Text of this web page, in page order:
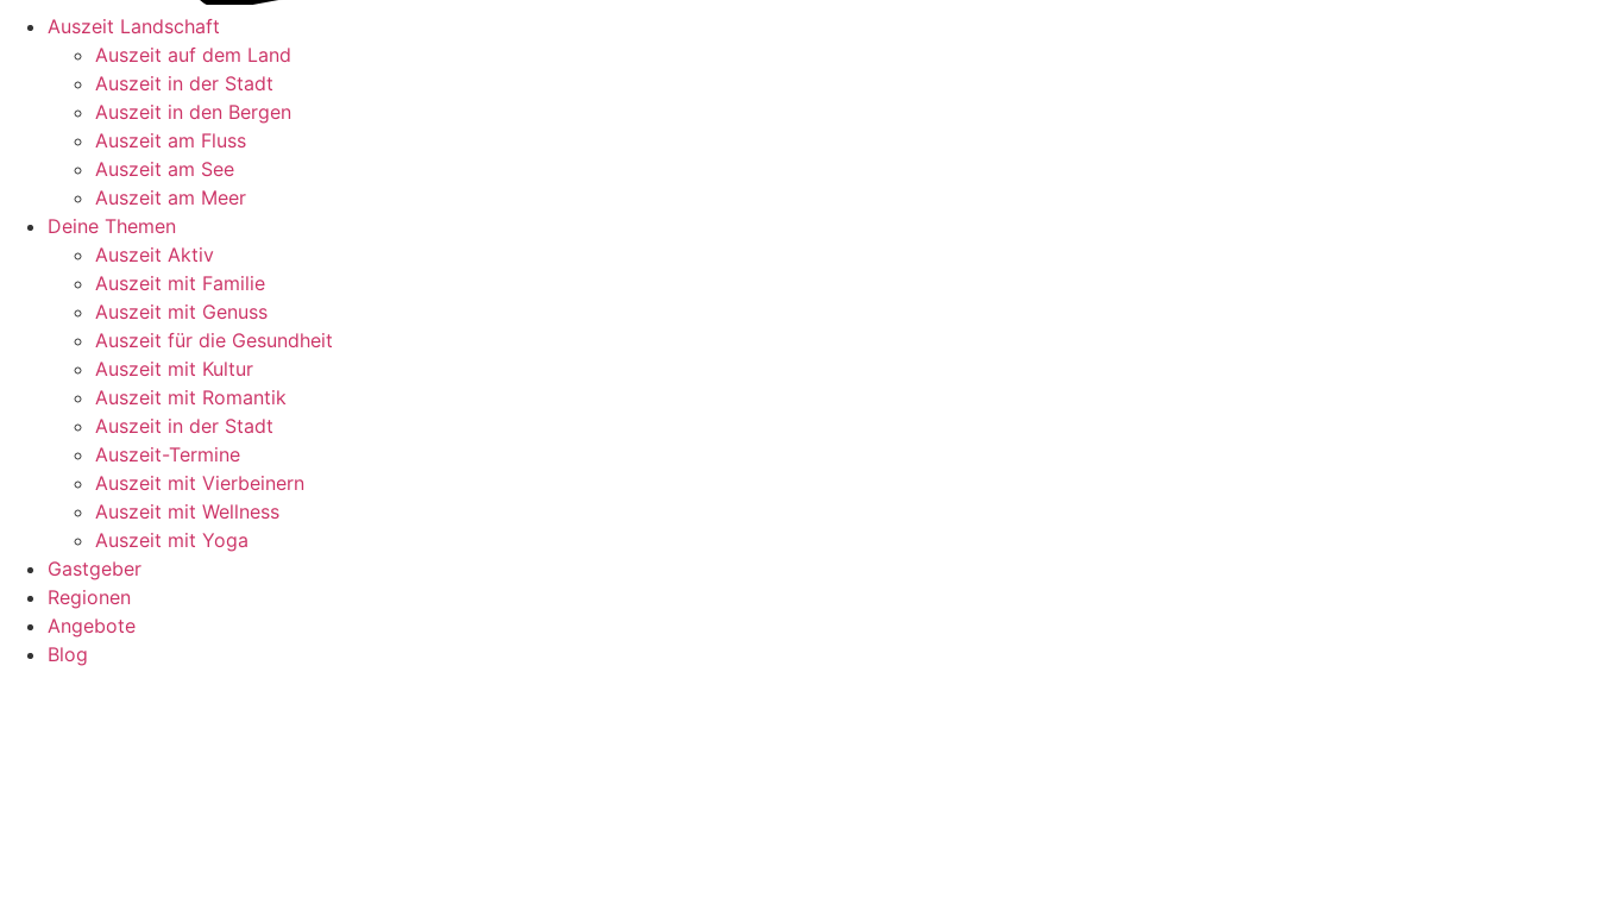
Auszeit Landschaft
Auszeit auf dem Land
Auszeit in der Stadt
Auszeit in den Bergen
Auszeit am Fluss
Auszeit am See
Auszeit am Meer
Deine Themen
Auszeit Aktiv
Auszeit mit Familie
Auszeit mit Genuss
Auszeit für die Gesundheit
Auszeit mit Kultur
Auszeit mit Romantik
Auszeit in der Stadt
Auszeit-Termine
Auszeit mit Vierbeinern
Auszeit mit Wellness
Auszeit mit Yoga
Gastgeber
Regionen
Angebote
Blog